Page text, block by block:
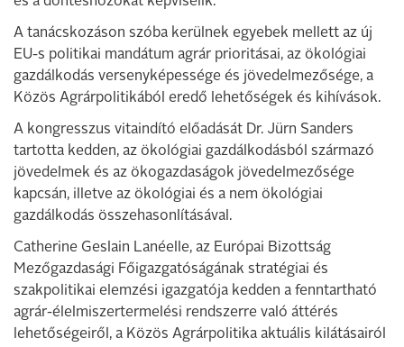
A tanácskozáson szóba kerülnek egyebek mellett az új
EU-s politikai mandátum agrár prioritásai, az ökológiai
gazdálkodás versenyképessége és jövedelmezősége, a
Közös Agrárpolitikából eredő lehetőségek és kihívások.
A kongresszus vitaindító előadását Dr. Jürn Sanders
tartotta kedden, az ökológiai gazdálkodásból származó
jövedelmek és az ökogazdaságok jövedelmezősége
kapcsán, illetve az ökológiai és a nem ökológiai
gazdálkodás összehasonlításával.
Catherine Geslain Lanéelle, az Európai Bizottság
Mezőgazdasági Főigazgatóságának stratégiai és
szakpolitikai elemzési igazgatója kedden a fenntartható
agrár-élelmiszertermelési rendszerre való áttérés
lehetőségeiről, a Közös Agrárpolitika aktuális kilátásairól